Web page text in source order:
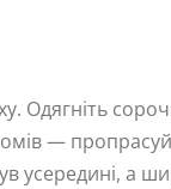
—
усередині, а